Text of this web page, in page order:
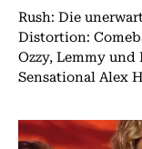
Rush: Die unerwartete
Distortion: Comeback
Ozzy, Lemmy und Elton John
Sensational Alex